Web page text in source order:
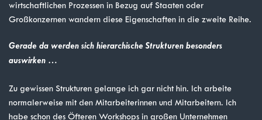
wirtschaftlichen Prozessen in Bezug auf Staaten oder
Großkonzernen wandern diese Eigenschaften in die zweite Reihe.
Gerade da werden sich hierarchische Strukturen besonders
auswirken …
Zu gewissen Strukturen gelange ich gar nicht hin. Ich arbeite
normalerweise mit den Mitarbeiterinnen und Mitarbeitern. Ich
habe schon des Öfteren Workshops in großen Unternehmen